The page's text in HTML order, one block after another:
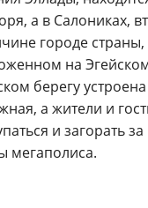
а в Салониках,
городе страны,
на
берегу устроена
а жители и
и загорать за
мегаполиса.